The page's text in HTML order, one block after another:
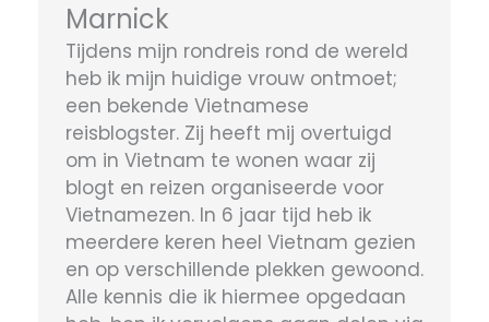
Marnick
Tijdens mijn rondreis rond de wereld
heb ik mijn huidige vrouw ontmoet;
een bekende Vietnamese
reisblogster. Zij heeft mij overtuigd
om in Vietnam te wonen waar zij
blogt en reizen organiseerde voor
Vietnamezen. In 6 jaar tijd heb ik
meerdere keren heel Vietnam gezien
en op verschillende plekken gewoond.
Alle kennis die ik hiermee opgedaan